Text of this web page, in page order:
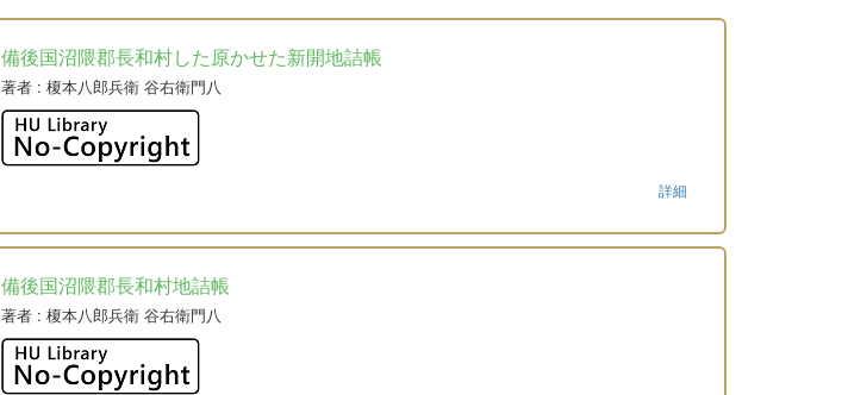
備後国沼隈郡長和村した原かせた新開地詰帳
著者: 榎本八郎兵衛 谷右衛門八
詳細
備後国沼隈郡長和村地詰帳
著者: 榎本八郎兵衛 谷右衛門八